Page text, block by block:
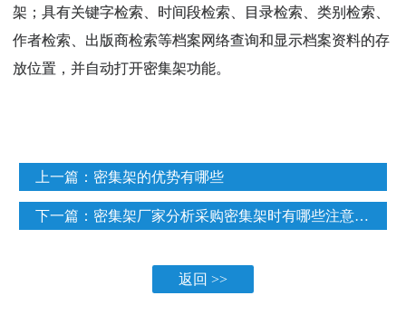
架；具有关键字检索、时间段检索、目录检索、类别检索、
作者检索、出版商检索等档案网络查询和显示档案资料的存
放位置，并自动打开密集架功能。
上一篇： 密集架的优势有哪些
下一篇： 密集架厂家分析采购密集架时有哪些注意事项
返回 >>